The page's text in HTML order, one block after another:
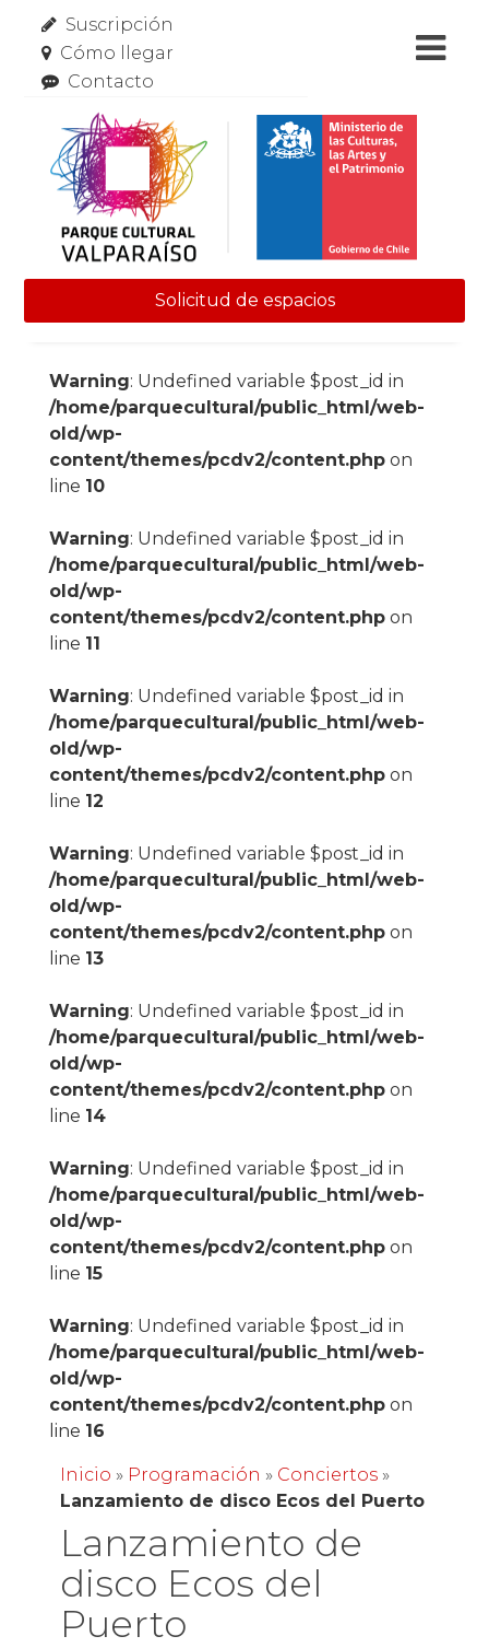
Suscripción
Cómo llegar
Contacto
Solicitud de espacios
Warning: Undefined variable $post_id in
/home/parquecultural/public_html/web-
old/wp-
content/themes/pcdv2/content.phpon
line 10
Warning: Undefined variable $post_id in
/home/parquecultural/public_html/web-
old/wp-
content/themes/pcdv2/content.phpon
line 11
Warning: Undefined variable $post_id in
/home/parquecultural/public_html/web-
old/wp-
content/themes/pcdv2/content.phpon
line 12
Warning: Undefined variable $post_id in
/home/parquecultural/public_html/web-
old/wp-
content/themes/pcdv2/content.phpon
line 13
Warning: Undefined variable $post_id in
/home/parquecultural/public_html/web-
old/wp-
content/themes/pcdv2/content.phpon
line 14
Warning: Undefined variable $post_id in
/home/parquecultural/public_html/web-
old/wp-
content/themes/pcdv2/content.phpon
line 15
Warning: Undefined variable $post_id in
/home/parquecultural/public_html/web-
old/wp-
content/themes/pcdv2/content.phpon
line 16
Inicio » Programación » Conciertos»
Lanzamiento de disco Ecos del Puerto
Lanzamiento de
disco Ecos del
Puerto